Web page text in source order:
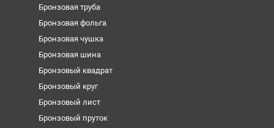
Бронзовая труба
Бронзовая фольга
Бронзовая чушка
Бронзовая шина
Бронзовый квадрат
Бронзовый круг
Бронзовый лист
Бронзовый пруток